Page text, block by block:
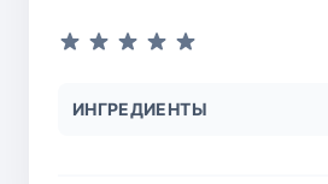
ИНГРЕДИЕНТЫ